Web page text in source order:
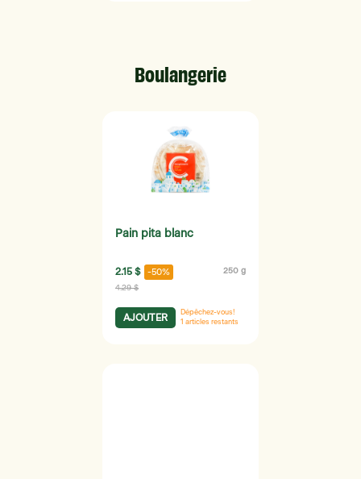
Boulangerie
Pain pita blanc
2.15 $ -50% 250 g
4.29 $
AJOUTER
Dépêchez-vous!
1 articles restants